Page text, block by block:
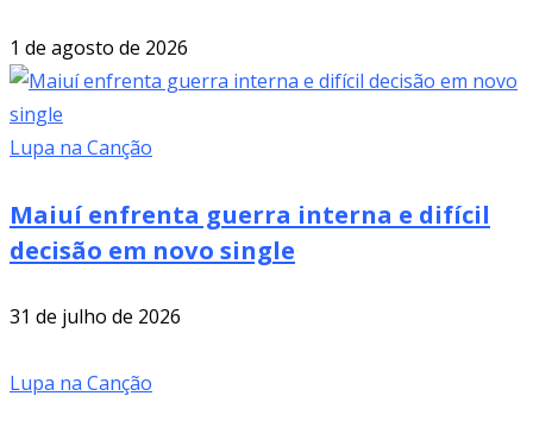
1 de agosto de 2026
Lupa na Canção
Maiuí enfrenta guerra interna e difícil
decisão em novo single
31 de julho de 2026
Lupa na Canção